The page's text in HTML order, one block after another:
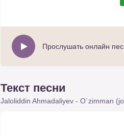
Прослушать онлайн
Текст песни
Jaloliddin Ahmadaliyev - O`zimman